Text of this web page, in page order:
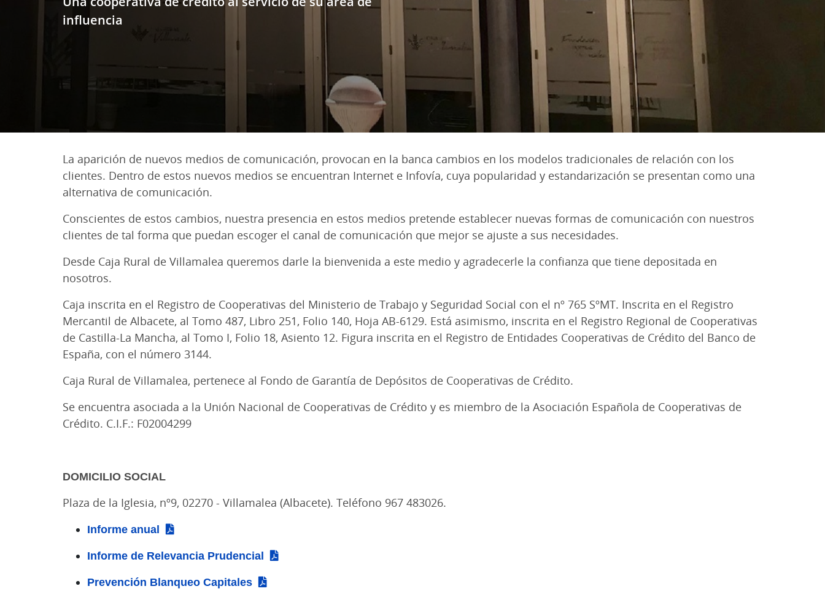
influencia
La aparición de nuevos medios de comunicación, provocan en la banca cambios en los modelos tradicionales de relación con los
clientes. Dentro de estos nuevos medios se encuentran Internet e Infovía, cuya popularidad y estandarización se presentan como una
alternativa de comunicación.
Conscientes de estos cambios, nuestra presencia en estos medios pretende establecer nuevas formas de comunicación con nuestros
clientes de tal forma que puedan escoger el canal de comunicación que mejor se ajuste a sus necesidades.
Desde Caja Rural de Villamalea queremos darle la bienvenida a este medio y agradecerle la confianza que tiene depositada en
nosotros.
Caja inscrita en el Registro de Cooperativas del Ministerio de Trabajo y Seguridad Social con el nº 765 SºMT. Inscrita en el Registro
Mercantil de Albacete, al Tomo 487, Libro 251, Folio 140, Hoja AB-6129. Está asimismo, inscrita en el Registro Regional de Cooperativas
de Castilla-La Mancha, al Tomo I, Folio 18, Asiento 12. Figura inscrita en el Registro de Entidades Cooperativas de Crédito del Banco de
España, con el número 3144.
Caja Rural de Villamalea, pertenece al Fondo de Garantía de Depósitos de Cooperativas de Crédito.
Se encuentra asociada a la Unión Nacional de Cooperativas de Crédito y es miembro de la Asociación Española de Cooperativas de
Crédito. C.I.F.: F02004299
DOMICILIO SOCIAL
Plaza de la Iglesia, nº9, 02270 - Villamalea (Albacete). Teléfono 967 483026.
Informe anual
Informe de Relevancia Prudencial
Prevención Blanqueo Capitales